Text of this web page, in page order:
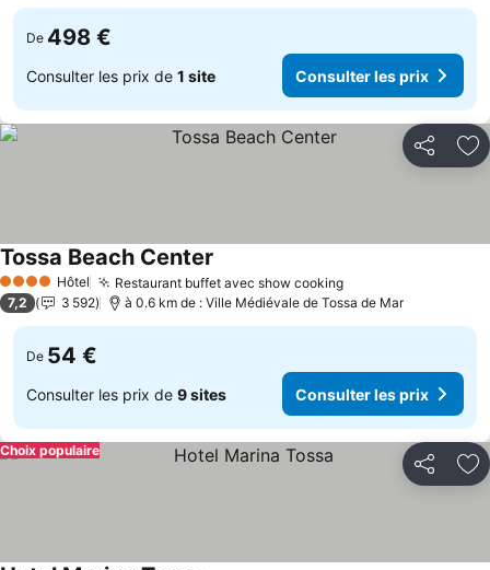
De 498 €
Consulter les prix de 1 site Consulter les prix
Partager
4 Étoiles Hôtel Restaurant buffet avec show cookingConsulter les prix
Tossa Beach Center
7,2 3 592 à 0.6 km de : Ville Médiévale de Tossa de Mar
De 54 €
Consulter les prix de 9 sites Consulter les prix
Partager
Choix populaire